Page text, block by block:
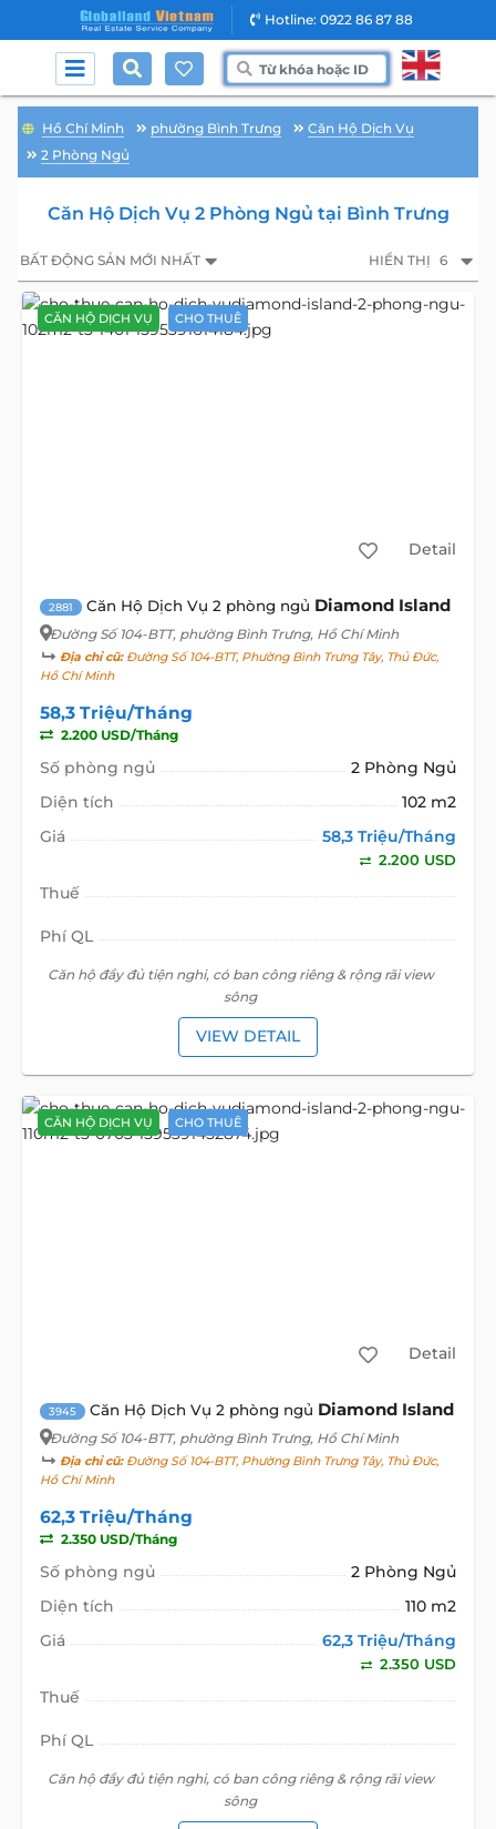
Hotline: 0922 86 87 88
Hồ Chí Minh phường Bình Trưng
Căn Hộ Dịch Vụ
2 Phòng Ngủ
Căn Hộ Dịch Vụ 2 Phòng Ngủ tại Bình Trưng
BẤT ĐỘNG SẢN MỚI NHẤT HIỂN THỊ 6
CĂN HỘ DỊCH VỤ CHO THUÊ
Detail
2881 Căn Hộ Dịch Vụ 2 phòng ngủ Diamond Island
Đường Số 104-BTT, phường Bình Trưng, Hồ Chí Minh
Địa chỉ cũ:Đường Số 104-BTT, Phường Bình Trưng Tây, Thủ Đức,
Hồ Chí Minh
58,3 Triệu/Tháng
2.200 USD/Tháng
Số phòng ngủ
2 Phòng Ngủ
Diện tích
102 m2
Giá
58,3 Triệu/Tháng
2.200 USD
Thuế
Phí QL
Căn hộ đầy đủ tiện nghi, có ban công riêng & rộng rãi view
sông
VIEW DETAIL
CĂN HỘ DỊCH VỤ CHO THUÊ
Detail
3945 Căn Hộ Dịch Vụ 2 phòng ngủ Diamond Island
Đường Số 104-BTT, phường Bình Trưng, Hồ Chí Minh
Địa chỉ cũ:Đường Số 104-BTT, Phường Bình Trưng Tây, Thủ Đức,
Hồ Chí Minh
62,3 Triệu/Tháng
2.350 USD/Tháng
Số phòng ngủ
2 Phòng Ngủ
Diện tích
110 m2
Giá
62,3 Triệu/Tháng
2.350 USD
Thuế
Phí QL
Căn hộ đầy đủ tiện nghi, có ban công riêng & rộng rãi view
sông